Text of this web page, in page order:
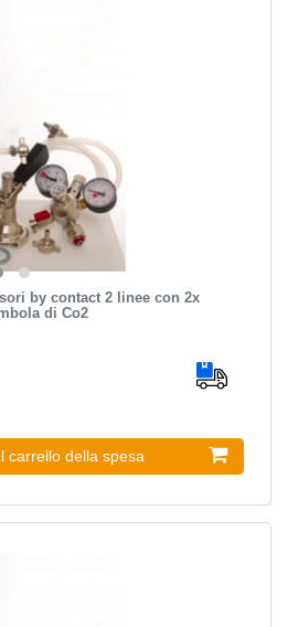
by contact 2 linee con 2x
di Co2
carrello della spesa